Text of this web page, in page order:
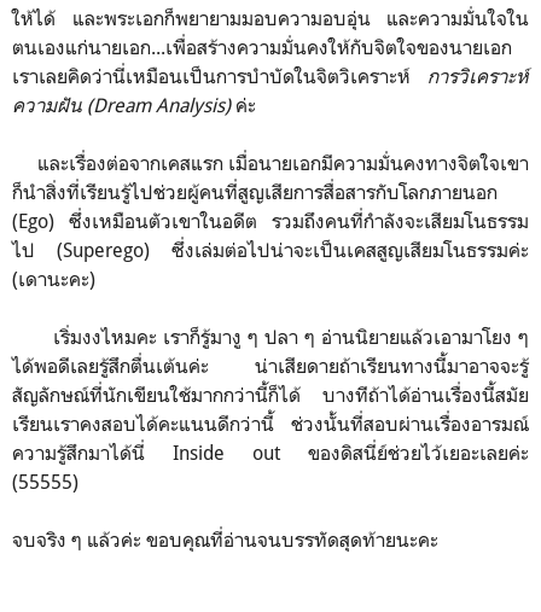
ให้ได้ และพระเอกก็พยายามมอบความอบอุ่น และความมั่นใจใน
ตนเองแก่นายเอก...เพื่อสร้างความมั่นคงให้กับจิตใจของนายเอก
เราเลยคิดว่านี่เหมือนเป็นการบำบัดในจิตวิเคราะห์ การวิเคราะห์
ความฝัน (Dream Analysis)ค่ะ
และเรื่องต่อจากเคสแรก เมื่อนายเอกมีความมั่นคงทางจิตใจเขา
ก็นำสิ่งที่เรียนรู้ไปช่วยผู้คนที่สูญเสียการสื่อสารกับโลกภายนอก
(Ego) ซึ่งเหมือนตัวเขาในอดีต รวมถึงคนที่กำลังจะเสียมโนธรรม
ไป (Superego) ซึ่งเล่มต่อไปน่าจะเป็นเคสสูญเสียมโนธรรมค่ะ
(เดานะคะ)
เริ่มงงไหมคะ เราก็รู้มางู ๆ ปลา ๆ อ่านนิยายแล้วเอามาโยง ๆ
ได้พอดีเลยรู้สึกตื่นเต้นค่ะ น่าเสียดายถ้าเรียนทางนี้มาอาจจะรู้
สัญลักษณ์ที่นักเขียนใช้มากกว่านี้ก็ได้ บางทีถ้าได้อ่านเรื่องนี้สมัย
เรียนเราคงสอบได้คะแนนดีกว่านี้ ช่วงนั้นที่สอบผ่านเรื่องอารมณ์
ความรู้สึกมาได้นี่ Inside out ของดิสนี่ย์ช่วยไว้เยอะเลยค่ะ
(55555)
จบจริง ๆ แล้วค่ะ ขอบคุณที่อ่านจนบรรทัดสุดท้ายนะคะ